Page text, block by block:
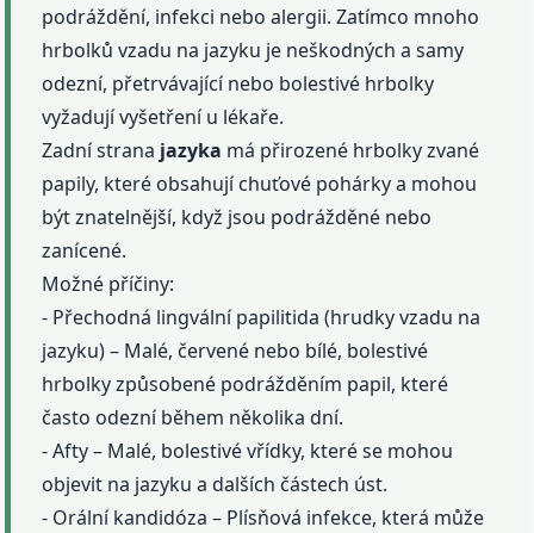
podráždění, infekci nebo alergii. Zatímco mnoho
hrbolků vzadu na jazyku je neškodných a samy
odezní, přetrvávající nebo bolestivé hrbolky
vyžadují vyšetření u lékaře.
Zadní strana jazyka má přirozené hrbolky zvané
papily, které obsahují chuťové pohárky a mohou
být znatelnější, když jsou podrážděné nebo
zanícené.
Možné příčiny:
- Přechodná lingvální papilitida (hrudky vzadu na
jazyku) – Malé, červené nebo bílé, bolestivé
hrbolky způsobené podrážděním papil, které
často odezní během několika dní.
- Afty – Malé, bolestivé vřídky, které se mohou
objevit na jazyku a dalších částech úst.
- Orální kandidóza – Plísňová infekce, která může